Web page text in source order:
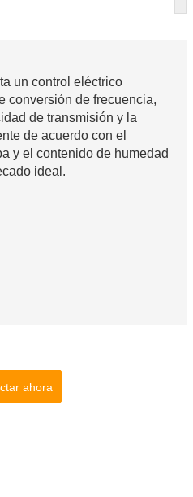
un control eléctrico
conversión de frecuencia,
de transmisión y la
de acuerdo con el
y el contenido de humedad
ideal.
ahora